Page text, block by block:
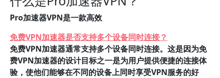
Pro加速器VPN是一款高效
免费VPN加速器是否支持多个设备同时连接？
免费VPN加速器通常支持多个设备同时连接。这是因为免
费VPN加速器的设计目标之一是为用户提供便捷的连接体
验，使他们能够在不同的设备上同时享受VPN服务的好